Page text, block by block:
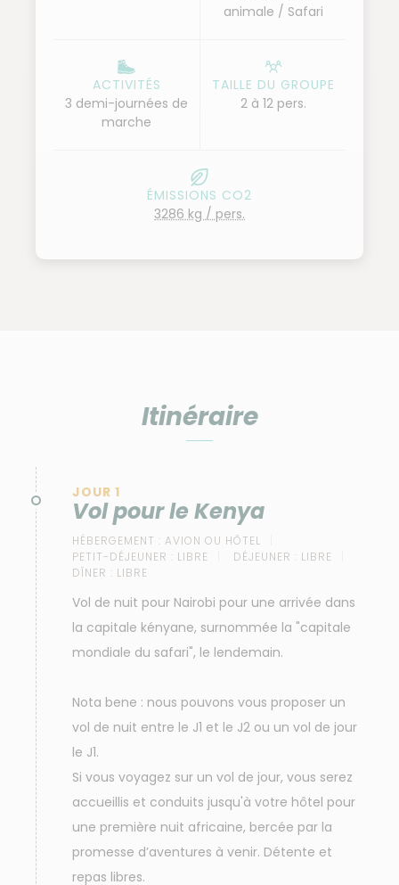
Un voyage d’aventure et d’émotion, entre safaris
l’essence du Kenya.
animale / Safari
ACTIVITÉS
3 demi-journées de
marche
TAILLE DU GROUPE
2 à 12 pers.
ÉMISSIONS CO2
3286 kg / pers.
Itinéraire
JOUR 1
Vol pour le Kenya
HÉBERGEMENT : AVION OU HÔTEL
PETIT-DÉJEUNER : LIBRE DÉJEUNER : LIBRE
DÎNER : LIBRE
Vol de nuit pour Nairobi pour une arrivée dans
la capitale kényane, surnommée la "capitale
mondiale du safari", le lendemain.
Nota bene : nous pouvons vous proposer un
vol de nuit entre le J1 et le J2 ou un vol de jour
le J1.
Si vous voyagez sur un vol de jour, vous serez
accueillis et conduits jusqu'à votre hôtel pour
une première nuit africaine, bercée par la
promesse d’aventures à venir. Détente et
repas libres.